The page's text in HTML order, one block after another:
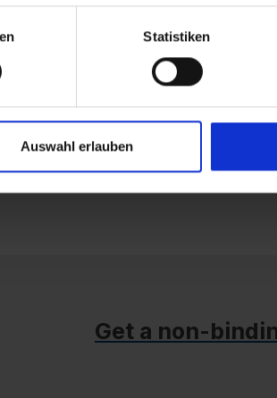
Statistiken
Auswahl erlauben
reliable and cost-effective database
Get a non-